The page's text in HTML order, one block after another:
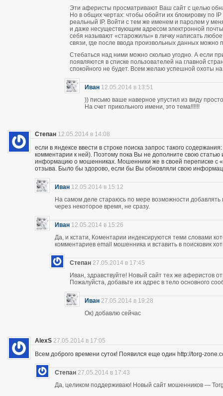
Эти аферисты просматривают Ваш сайт с целью
Но в общих чертах: чтобы обойти их блокировку по
реальный IP. Войти с тем же именем и паролем у
и даже несуществующим адресом электронной
себя называют «старожилы» в личку написать
связи, где после ввода произвольных данных можно
Стебаться над ними можно сколько угодно. А если
появляются в списке пользователей на главной
спокойного не будет. Всем желаю успешной охоты
Иван 12.05.2014 в 13:51
)) письмо ваше наверное упустил из виду
На счет прикольного имени, это тема!!!!!!
Степан 12.05.2014 в 14:08
если в яндексе ввести в строке поиска запрос такого
комментарии к ней). Поэтому пока Вы не дополните свою
информацию о мошенниках. Мошенники же в своей переписке с
отзыва. Было бы здорово, если бы Вы обновляли свою
Иван 12.05.2014 в 15:12
На самом деле стараюсь по мере возможности
через некоторое время, не сразу.
Иван 12.05.2014 в 15:26
Да, и кстати, Коментарии индексируются теми словами
комментариев email мошенника и вставить в поисковик
Степан 27.05.2014 в 17:45
Иван, здравствуйте! Новый сайт тех же аферистов
Пожалуйста, добавьте их адрес в тело основного
Иван 27.05.2014 в 19:28
Ок) добавлю сейчас
AlexS 27.05.2014 в 17:05
Всем доброго времени суток! Появился еще один http://torg-
Степан 27.05.2014 в 17:43
Да, целиком поддерживаю! Новый сайт мошенников —